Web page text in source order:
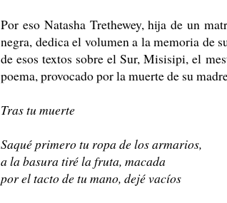
Por eso Natasha Trethewey, hija de un
negra, dedica el volumen a la memoria de
de esos textos sobre el Sur, Misisipi, el
poema, provocado por la muerte de su
Tras tu muerte
Saqué primero tu ropa de los armarios,
a la basura tiré la fruta, macada
por el tacto de tu mano, dejé vacíos